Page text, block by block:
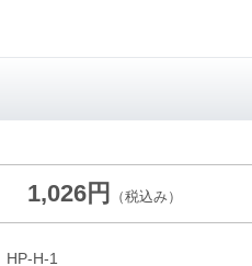
1,026円 （税込み）
HP-H-1